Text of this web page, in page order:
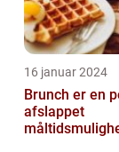
16 januar 2024
Brunch er en
afslappet